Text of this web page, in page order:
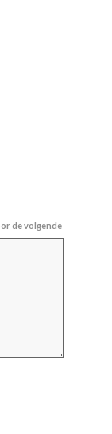
de volgende